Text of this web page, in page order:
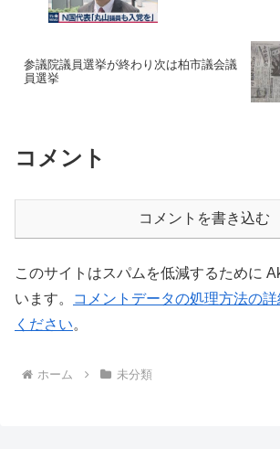
参議院議員選挙が終わり次は柏市議会議
員選挙
コメント
コメントを書き込む
このサイトはスパムを低減するために
います。
コメントデータの処理方法の
ください。
ホーム 未分類